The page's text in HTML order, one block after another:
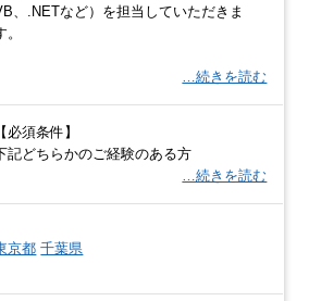
、.NETなど）を担当していただきま
。
…続きを読む
【必須条件】
記どちらかのご経験のある方
…続きを読む
京都 千葉県